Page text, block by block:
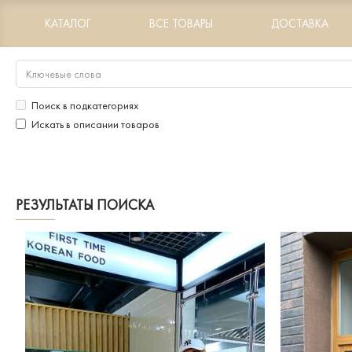
КАТАЛОГ ВСЕ ТОВАРЫ ДОСТАВКА
Поиск в подкатегориях
Искать в описании товаров
РЕЗУЛЬТАТЫ ПОИСКА